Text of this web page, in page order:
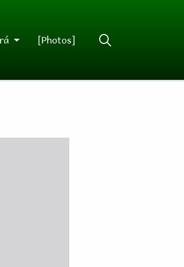
[Photos]